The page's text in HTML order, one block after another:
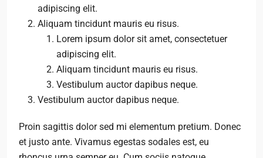
adipiscing elit.
Aliquam tincidunt mauris eu risus.
Lorem ipsum dolor sit amet, consectetuer
adipiscing elit.
Aliquam tincidunt mauris eu risus.
Vestibulum auctor dapibus neque.
Vestibulum auctor dapibus neque.
Proin sagittis dolor sed mi elementum pretium. Donec
et justo ante. Vivamus egestas sodales est, eu